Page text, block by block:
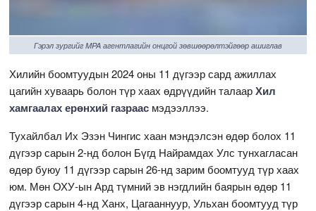
Гэрэл зургийг MPA агентлагийн онцгой зөвшөөрөлтэйгөөр ашиглав
Хилийн боомтуудын 2024 оны 11 дүгээр сард ажиллах
цагийн хуваарь болон түр хаах өдрүүдийн талаарХил
хамгаалах ерөнхий газраас мэдээллээ.
Тухайлбал Их Эзэн Чингис хаан мэндэлсэн өдөр болох 11
дүгээр сарын 2-нд болон Бүгд Найрамдах Улс тунхагласан
өдөр буюу 11 дүгээр сарын 26-нд зарим боомтууд түр хаах
юм. Мөн ОХУ-ын Ард түмний эв нэгдлийн баярын өдөр 11
дүгээр сарын 4-нд Ханх, Цагааннуур, Ульхан боомтууд түр